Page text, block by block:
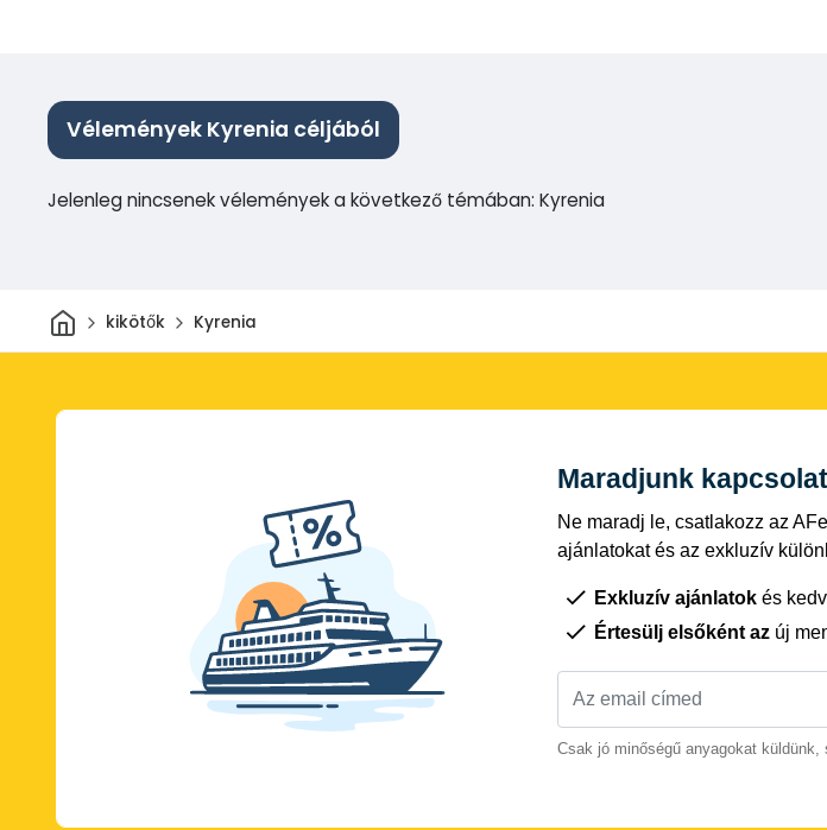
Vélemények Kyrenia céljából
Jelenleg nincsenek vélemények a következő témában: Kyrenia
Otthon
kikötők Kyrenia
Maradjunk
Ne maradj le, csatlakozz az
ajánlatokat és az exkluzív
Exkluzív ajánlatok és
Értesülj elsőként az új
Csak jó minőségű anyagokat